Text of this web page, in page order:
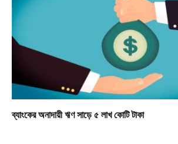
ব্যাংকের অনাদায়ী ঋণ সাড়ে ৫ লাখ কোটি টাকা